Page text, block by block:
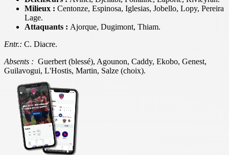
Milieux : Centonze, Espinosa, Iglesias, Jobello, Lopy, Pereira
Lage.
Attaquants : Ajorque, Dugimont, Thiam.
Entr.: C. Diacre.
Absents : Guerbert (blessé), Agounon, Caddy, Ekobo, Genest,
Guilavogui, L'Hostis, Martin, Salze (choix).